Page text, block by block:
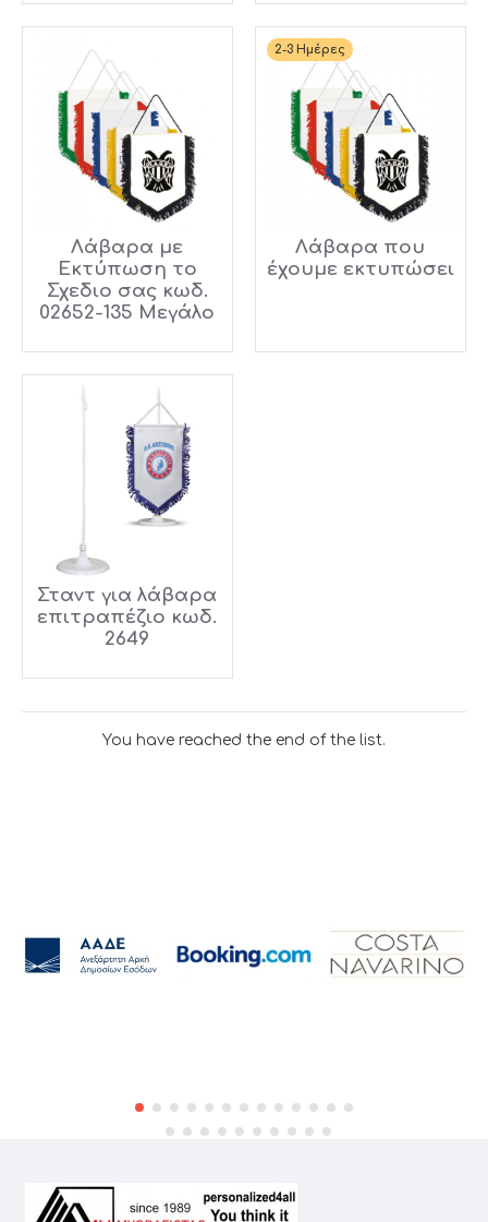
Λάβαρα με
Εκτύπωση το
Σχεδιο σας κωδ.
02652-135 Μεγάλο
2-3 Ημέρες
Λάβαρα που
έχουμε εκτυπώσει
Σταντ για λάβαρα
επιτραπέζιο κωδ.
2649
You have reached the end of the list.